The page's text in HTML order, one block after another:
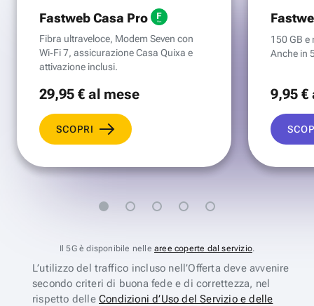
Fastweb Casa Pro
Fibra ultraveloce, Modem Seven con
Wi‑Fi 7, assicurazione Casa Quixa e
attivazione inclusi.
29,95 €al mese
SCOPRI
150 GB e
Anche in
9,95 €
Il 5G è disponibile nelle aree coperte dal servizio.
L’utilizzo del traffico incluso nell’Offerta deve avvenire
secondo criteri di buona fede e di correttezza, nel
rispetto delle Condizioni d’Uso del Servizio e delle